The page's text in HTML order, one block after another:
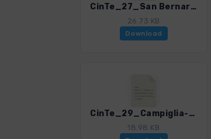
CinTe_27_San Bernardino-Monte Galera-Colle del Telegrafo.gpx
26.73 KB
Download
CinTe_29_Campiglia-Portovenere.gpx
18.98 KB